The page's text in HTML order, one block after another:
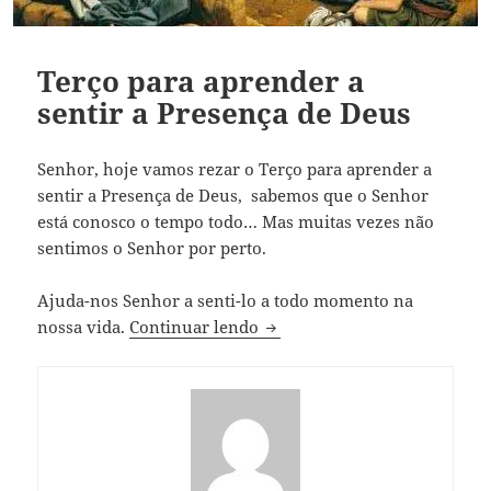
Terço para aprender a
sentir a Presença de Deus
Senhor, hoje vamos rezar o Terço para aprender a
sentir a Presença de Deus, sabemos que o Senhor
está conosco o tempo todo… Mas muitas vezes não
sentimos o Senhor por perto.
Ajuda-nos Senhor a senti-lo a todo momento na
nossa vida.Continuar lendo Terço para aprender a sentir